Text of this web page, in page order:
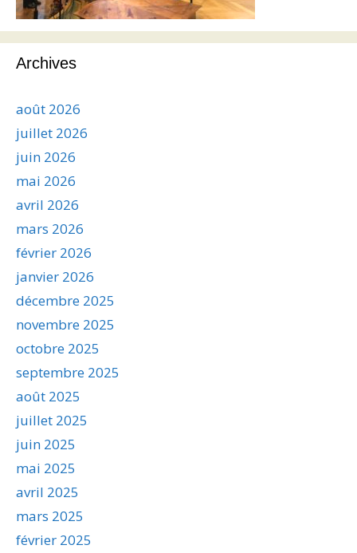
Archives
août 2026
juillet 2026
juin 2026
mai 2026
avril 2026
mars 2026
février 2026
janvier 2026
décembre 2025
novembre 2025
octobre 2025
septembre 2025
août 2025
juillet 2025
juin 2025
mai 2025
avril 2025
mars 2025
février 2025